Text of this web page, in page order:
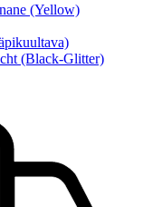
(Yellow)
(Black-Glitter)